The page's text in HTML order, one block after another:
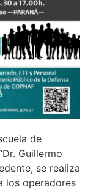
de
Guillermo
se realiza
los operadores